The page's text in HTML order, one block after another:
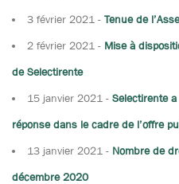
3 février 2021 - Tenue de
2 février 2021 - Mise à
de Selectirente
15 janvier 2021 - Selectirente
réponse dans le cadre de l’offre
13 janvier 2021 - Nombre de
décembre 2020